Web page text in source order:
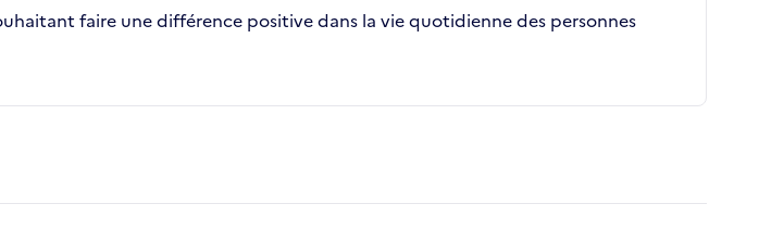
faire une différence positive dans la vie quotidienne des personnes